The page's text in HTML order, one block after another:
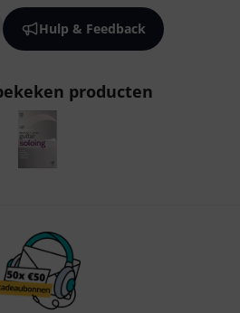
Hulp & Feedback
producten